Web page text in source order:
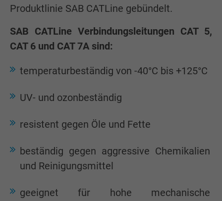
Produktlinie SAB CATLine gebündelt.
SAB CATLine Verbindungsleitungen CAT 5,
CAT 6 und CAT 7A sind:
temperaturbeständig von -40°C bis +125°C
UV- und ozonbeständig
resistent gegen Öle und Fette
beständig gegen aggressive Chemikalien
und Reinigungsmittel
geeignet für hohe mechanische